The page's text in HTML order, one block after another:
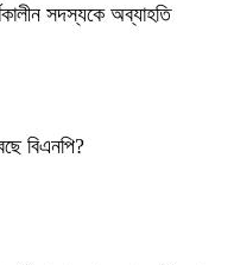
সদস্যকে অব্যাহতি
বিএনপি?